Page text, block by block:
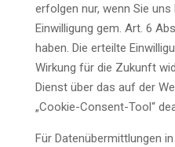
erfolgen nur, wenn Sie
Einwilligung gem. Art. 6
haben. Die erteilte
Wirkung für die Zukunft
Dienst über das auf der
„Cookie-Consent-Tool“
Für Datenübermittlungen